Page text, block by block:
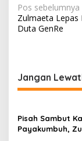
N
a
g
a
i
Pos sebelumnya
Zulmaeta Lepas
Duta GenRe
Jangan
Pisah Sambut
Payakumbuh,